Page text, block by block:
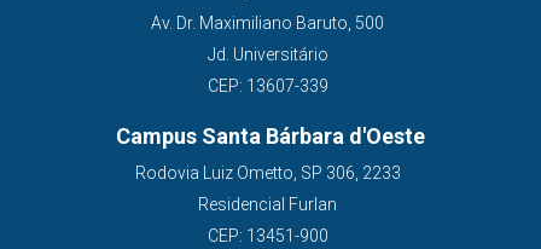
Av. Dr. Maximiliano Baruto, 500
Jd. Universitário
CEP: 13607-339
Campus Santa Bárbara d'Oeste
Rodovia Luiz Ometto, SP 306, 2233
Residencial Furlan
CEP: 13451-900